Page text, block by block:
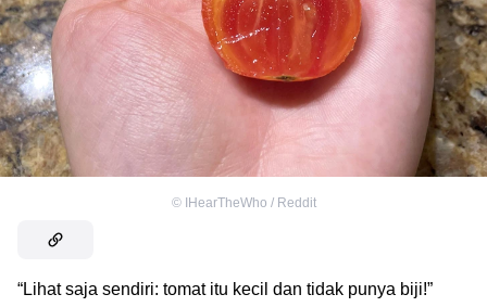
© IHearTheWho / Reddit
“Lihat saja sendiri: tomat itu kecil dan tidak punya biji!”